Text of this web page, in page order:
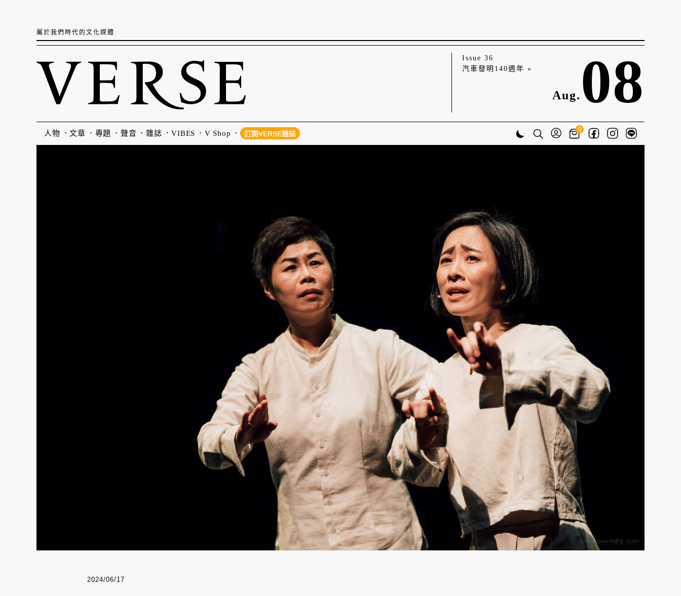
屬於我們時代的文化媒體
Issue 36
汽車發明140週年 »
Aug. 08
人物 文章 專題 聲音 雜誌 VIBES V Shop 訂閱VERSE雜誌
0
2024/06/17